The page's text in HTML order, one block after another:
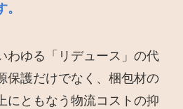
わゆる「リデュース」の代
保護だけでなく、梱包材の
にともなう物流コストの抑